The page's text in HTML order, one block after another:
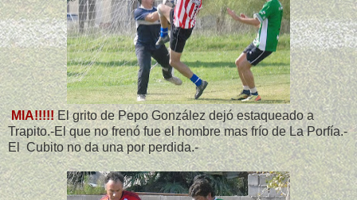
MIA!!!!!El grito de Pepo González dejó estaqueado a
Trapito.-El que no frenó fue el hombre mas frío de La Porfía.-
El Cubito no da una por perdida.-